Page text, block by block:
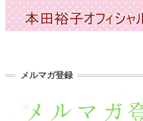
メルマガ登録